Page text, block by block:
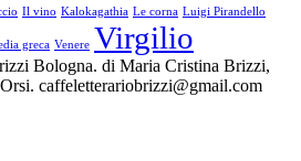
Il vino Kalokagathia Le corna Luigi Pirandello
greca Venere Virgilio
Bologna. di Maria Cristina Brizzi,
caffeletterariobrizzi@gmail.com